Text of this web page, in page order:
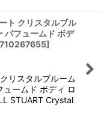
ト クリスタルブル
パフュームド ボデ
]
リスタルブルーム
ームド ボディ ロ
STUART Crystal